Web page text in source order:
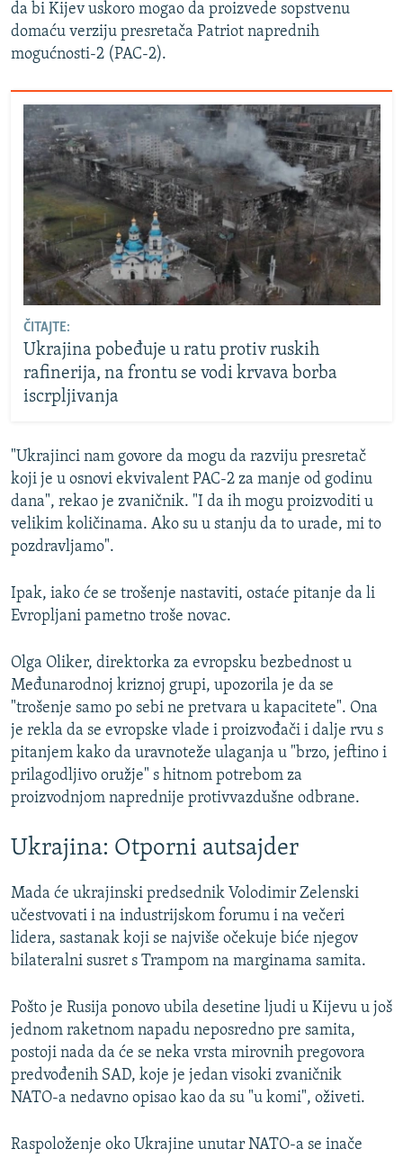
da bi Kijev uskoro mogao da proizvede sopstvenu
domaću verziju presretača Patriot naprednih
mogućnosti-2 (PAC-2).
ČITAJTE:
Ukrajina pobeđuje u ratu protiv ruskih
rafinerija, na frontu se vodi krvava borba
iscrpljivanja
"Ukrajinci nam govore da mogu da razviju presretač
koji je u osnovi ekvivalent PAC-2 za manje od godinu
dana", rekao je zvaničnik. "I da ih mogu proizvoditi u
velikim količinama. Ako su u stanju da to urade, mi to
pozdravljamo".
Ipak, iako će se trošenje nastaviti, ostaće pitanje da li
Evropljani pametno troše novac.
Olga Oliker, direktorka za evropsku bezbednost u
Međunarodnoj kriznoj grupi, upozorila je da se
"trošenje samo po sebi ne pretvara u kapacitete". Ona
je rekla da se evropske vlade i proizvođači i dalje rvu s
pitanjem kako da uravnoteže ulaganja u "brzo, jeftino i
prilagodljivo oružje" s hitnom potrebom za
proizvodnjom naprednije protivvazdušne odbrane.
Ukrajina: Otporni autsajder
Mada će ukrajinski predsednik Volodimir Zelenski
učestvovati i na industrijskom forumu i na večeri
lidera, sastanak koji se najviše očekuje biće njegov
bilateralni susret s Trampom na marginama samita.
Pošto je Rusija ponovo ubila desetine ljudi u Kijevu u još
jednom raketnom napadu neposredno pre samita,
postoji nada da će se neka vrsta mirovnih pregovora
predvođenih SAD, koje je jedan visoki zvaničnik
NATO-a nedavno opisao kao da su "u komi", oživeti.
Raspoloženje oko Ukrajine unutar NATO-a se inače